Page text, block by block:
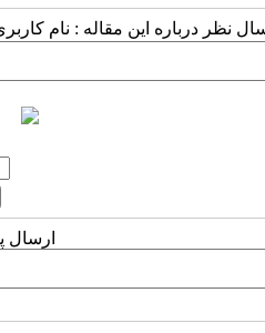
نظر درباره این مقاله : نام
ارسال